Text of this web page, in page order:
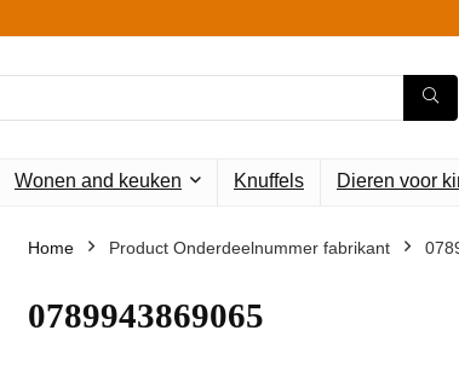
Wonen and keuken Knuffels Dieren voor
Home Product Onderdeelnummer fabrikant
‎0789943869065